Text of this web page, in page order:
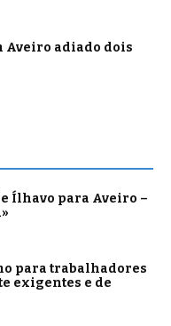
Aveiro adiado dois
Ílhavo para Aveiro –
para trabalhadores
exigentes e de